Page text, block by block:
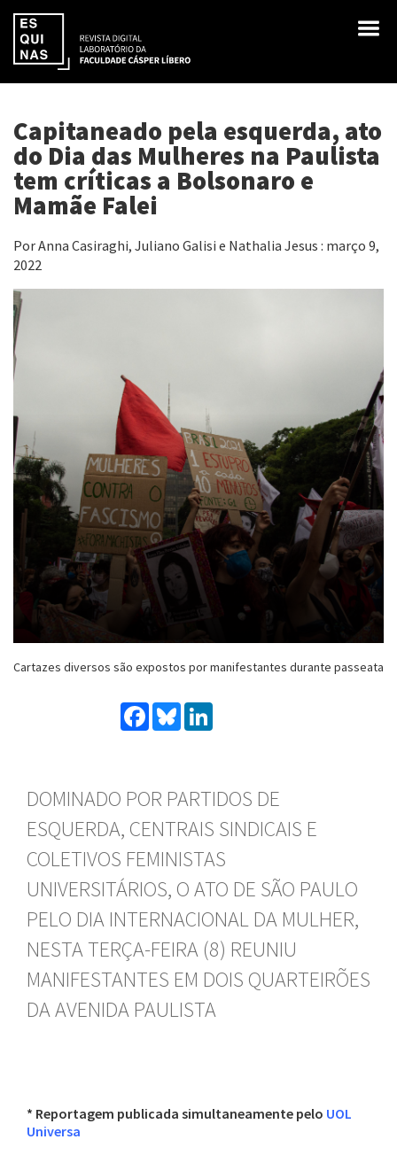
Capitaneado pela esquerda, ato
do Dia das Mulheres na Paulista
tem críticas a Bolsonaro e
Mamãe Falei
Por Anna Casiraghi, Juliano Galisi e Nathalia Jesus : março 9,
2022
Cartazes diversos são expostos por manifestantes durante passeata
Facebook
Bluesky
DOMINADO POR PARTIDOS DE
ESQUERDA, CENTRAIS SINDICAIS E
COLETIVOS FEMINISTAS
UNIVERSITÁRIOS, O ATO DE SÃO PAULO
PELO DIA INTERNACIONAL DA MULHER,
NESTA TERÇA-FEIRA (8) REUNIU
MANIFESTANTES EM DOIS QUARTEIRÕES
DA AVENIDA PAULISTA
* Reportagem publicada simultaneamente pelo UOL
Universa